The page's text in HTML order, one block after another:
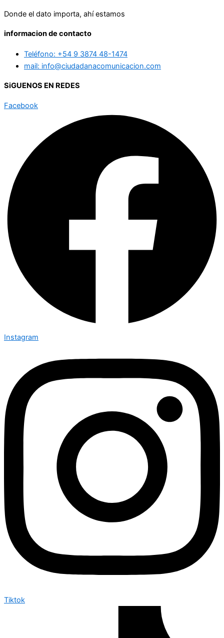
Donde el dato importa, ahí estamos
informacion de contacto
Teléfono: +54 9 3874 48-1474
mail: info@ciudadanacomunicacion.com
SiGUENOS EN REDES
Facebook
Instagram
Tiktok